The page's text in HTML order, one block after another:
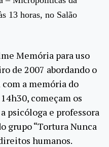
13 horas, no Salão
Memória para uso
de 2007 abordando o
com a memória do
começam os
psicóloga e professora
grupo “Tortura Nunca
humanos.